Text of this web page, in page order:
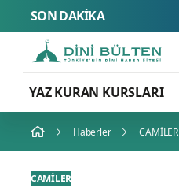
SON DAKİKA
YAZ KURAN KURSLARI
Haberler CAMİLER
CAMİLER